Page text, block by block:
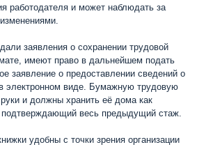
работодателя и может наблюдать за
заявления о сохранении трудовой
имеют право в дальнейшем подать
заявление о предоставлении сведений о
электронном виде. Бумажную трудовую
и должны хранить её дома как
весь предыдущий стаж.
удобны с точки зрения организации